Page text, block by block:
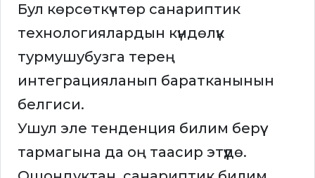
Бул көрсөткүчтөр санариптик
технологиялардын күндөлүк
турмушубузга терең
интеграцияланып баратканынын
белгиси.
Ушул эле тенденция билим берүү
тармагына да оң таасир этүүдө.